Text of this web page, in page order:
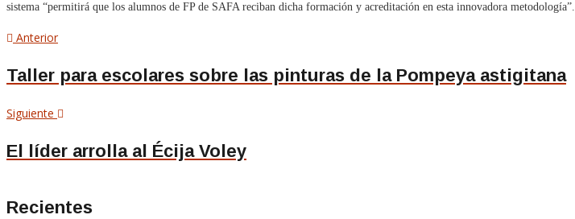
sistema “permitirá que los alumnos de FP de SAFA reciban dicha formación y acreditación en esta innovadora metodología”.
Navegación
de
AnteriorArtículo
Taller para escolares sobre las pinturas de la Pompeya astigitana
Siguiente
El líder arrolla al Écija Voley
Recientes